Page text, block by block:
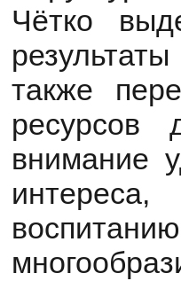
Чётко
также
ресурсов
внимание